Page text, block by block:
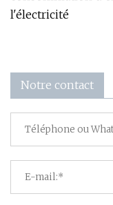
l'électricité
Notre contact